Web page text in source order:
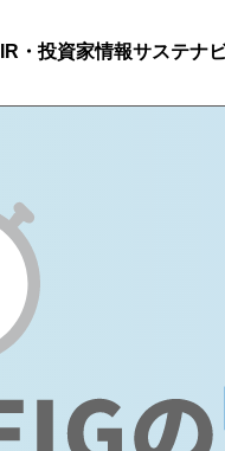
IR・投資家情報サステナ